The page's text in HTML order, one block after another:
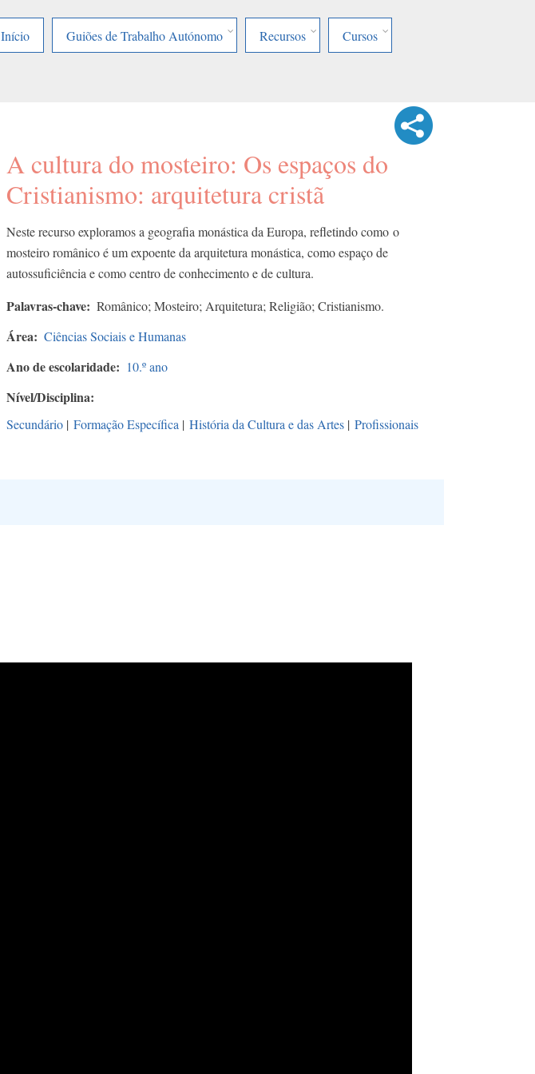
Início
Guiões de Trabalho Autónomo Recursos Cursos
A cultura do mosteiro: Os espaços do
Cristianismo: arquitetura cristã
Neste recurso exploramos a geografia monástica da Europa, refletindo como o
mosteiro românico é um expoente da arquitetura monástica, como espaço de
autossuficiência e como centro de conhecimento e de cultura.
Palavras-chave Românico; Mosteiro; Arquitetura; Religião; Cristianismo.
Área Ciências Sociais e Humanas
Ano de escolaridade 10.º ano
Nível/Disciplina
Secundário | Formação Específica | História da Cultura e das Artes | Profissionais